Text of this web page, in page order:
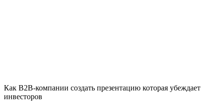
Как B2B-компании создать презентацию которая убеждает
инвесторов